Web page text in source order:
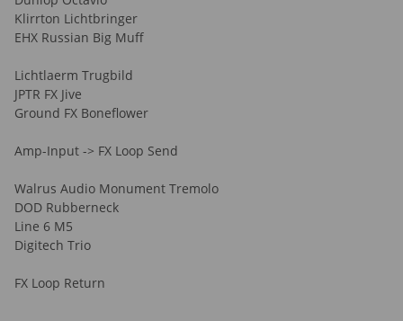
Klirrton Lichtbringer
EHX Russian Big Muff
Lichtlaerm Trugbild
JPTR FX Jive
Ground FX Boneflower
Amp-Input -> FX Loop Send
Walrus Audio Monument Tremolo
DOD Rubberneck
Line 6 M5
Digitech Trio
FX Loop Return